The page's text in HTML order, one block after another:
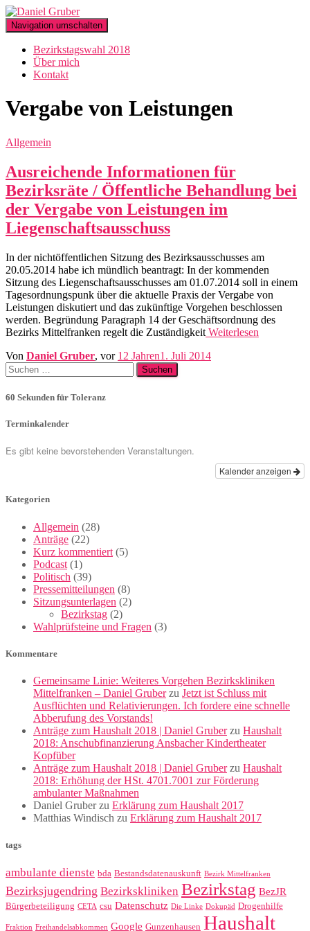
Navigation umschalten
Bezirkstagswahl 2018
Über mich
Kontakt
Vergabe von Leistungen
Allgemein
Ausreichende Informationen für
Bezirksräte / Öffentliche Behandlung bei
der Vergabe von Leistungen im
Liegenschaftsausschuss
In der nichtöffentlichen Sitzung des Bezirksausschusses am
20.05.2014 habe ich mündlich beantragt: In der kommenden
Sitzung des Liegenschaftsausschusses am 01.07.2014 soll in einem
Tagesordnungspunk über die aktuelle Praxis der Vergabe von
Leistungen diskutiert und das zukünftige Vorgehen beschlossen
werden. Begründung Paragraph 14 der Geschäftsordnung des
Bezirks Mittelfranken regelt die Zuständigkeit Weiterlesen
Von Daniel Gruber, vor 12 Jahren1. Juli 2014
Suchen
nach:
60 Sekunden für Toleranz
Terminkalender
Es gibt keine bevorstehenden Veranstaltungen.
Kalender anzeigen
Kategorien
Allgemein (28)
Anträge (22)
Kurz kommentiert (5)
Podcast (1)
Politisch (39)
Pressemitteilungen (8)
Sitzungsunterlagen (2)
Bezirkstag (2)
Wahlprüfsteine und Fragen (3)
Kommentare
Gemeinsame Linie: Weiteres Vorgehen Bezirkskliniken
Mittelfranken – Daniel Gruberzu Jetzt ist Schluss mit
Ausflüchten und Relativierungen. Ich fordere eine schnelle
Abberufung des Vorstands!
Anträge zum Haushalt 2018 | Daniel Gruberzu Haushalt
2018: Anschubfinanzierung Ansbacher Kindertheater
Kopfüber
Anträge zum Haushalt 2018 | Daniel Gruberzu Haushalt
2018: Erhöhung der HSt. 4701.7001 zur Förderung
ambulanter Maßnahmen
Daniel Gruberzu Erklärung zum Haushalt 2017
Matthias Windisch zu Erklärung zum Haushalt 2017
tags
ambulante dienste bda Bestandsdatenauskunft Bezirk Mittelfranken
Bezirksjugendring Bezirkskliniken Bezirkstag BezJR
Bürgerbeteiligung CETA csu Datenschutz Die Linke Dokupäd Drogenhilfe
Fraktion Freihandelsabkommen Google Gunzenhausen Haushalt